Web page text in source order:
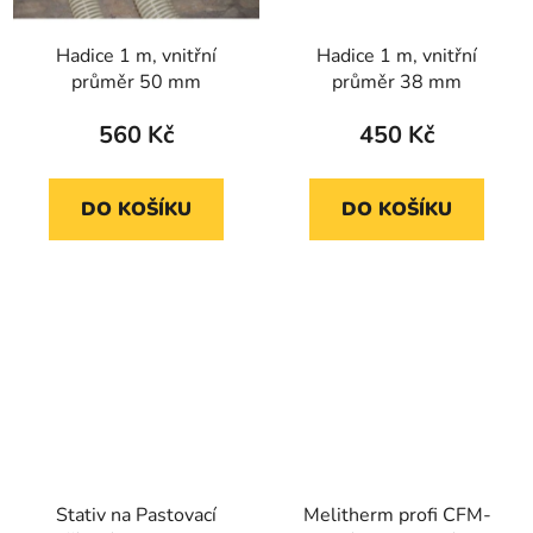
Hadice 1 m, vnitřní
průměr 50 mm
560 Kč
DO KOŠÍKU
Hadice 1 m, vnitřní
průměr 38 mm
450 Kč
DO KOŠÍKU
Stativ na Pastovací
Melitherm profi CFM-